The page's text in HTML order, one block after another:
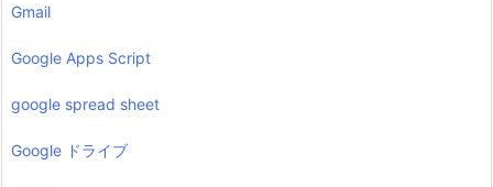
Gmail
Google Apps Script
google spread sheet
Google ドライブ